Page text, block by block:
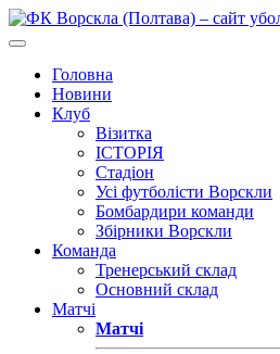
Головна
Новини
Клуб
Візитка
ІСТОРІЯ
Стадіон
Усі футболісти Ворскли
Бомбардири команди
Збірники Ворскли
Команда
Тренерський склад
Основний склад
Матчі
Матчі